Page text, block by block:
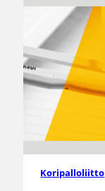
Koripalloliitto